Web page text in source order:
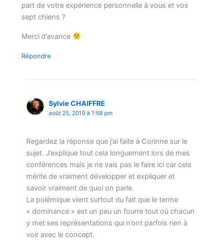
part de votre expérience personnelle à vous et vos
sept chiens ?
Merci d’avance
Répondre
Sylvie CHAIFFRE
août 25, 2019 à 1:58 pm
Regardez la réponse que j’ai faite à Corinne sur le
sujet. J’explique tout cela longuement lors de mes
conférences mais je ne vais pas le faire ici car cela
mérite de vraiment développer et expliquer et
savoir vraiment de quoi on parle.
La polémique vient surtout du fait que le terme
« dominance » est un peu un fourre tout où chacun
y met ses représentations qui n’ont parfois rien à
voir avec le concept.